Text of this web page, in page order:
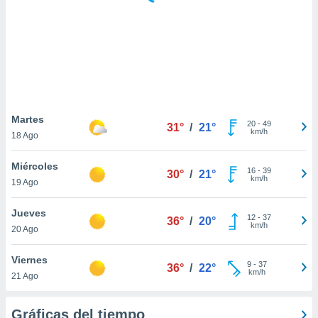
similares
como
sitio
de
traten tus
en
interés
su
Martes
18 Ago
31° / 21° 20- 49
km/h
Miércoles
19 Ago
30° / 21° 16- 39
km/h
Jueves
20 Ago
36° / 20° 12- 37
km/h
Viernes
21 Ago
36° / 22° 9- 37
km/h
Gráficas del tiempo